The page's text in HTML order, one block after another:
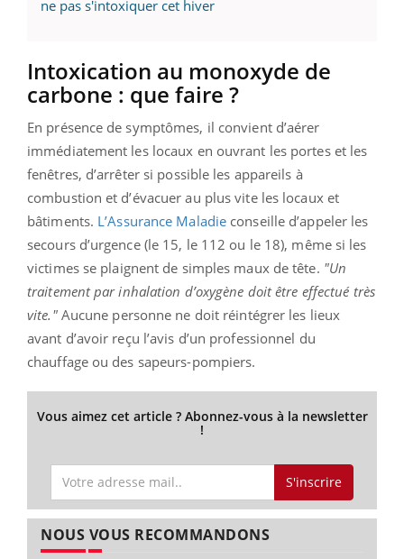
ne pas s'intoxiquer cet hiver
Intoxication au monoxyde de
carbone : que faire ?
En présence de symptômes, il convient d’aérer
immédiatement les locaux en ouvrant les portes et les
fenêtres, d’arrêter si possible les appareils à
combustion et d’évacuer au plus vite les locaux et
bâtiments. L’Assurance Maladie conseille d’appeler les
secours d’urgence (le 15, le 112 ou le 18), même si les
victimes se plaignent de simples maux de tête. "Un
traitement par inhalation d’oxygène doit être effectué très
vite."Aucune personne ne doit réintégrer les lieux
avant d’avoir reçu l’avis d’un professionnel du
chauffage ou des sapeurs-pompiers.
Vous aimez cet article ? Abonnez-vous à la newsletter
!
S'inscrire
NOUS VOUS RECOMMANDONS